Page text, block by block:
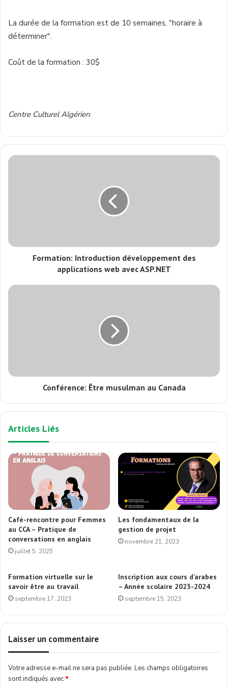
La durée de la formation est de 10 semaines, "horaire à
déterminer".
Coût de la formation : 30$
Centre Culturel Algérien
Formation: Introduction développement des
applications web avec ASP.NET
Conférence: Être musulman au Canada
Articles Liés
Café-rencontre pour Femmes
au CCA – Pratique de
conversations en anglais
juillet 5, 2025
Les fondamentaux de la
gestion de projet
novembre 21, 2023
Formation virtuelle sur le
savoir être au travail
septembre 17, 2023
Inscription aux cours d’arabes
– Année scolaire 2023-2024
septembre 15, 2023
Laisser un commentaire
Votre adresse e-mail ne sera pas publiée. Les champs obligatoires
sont indiqués avec *